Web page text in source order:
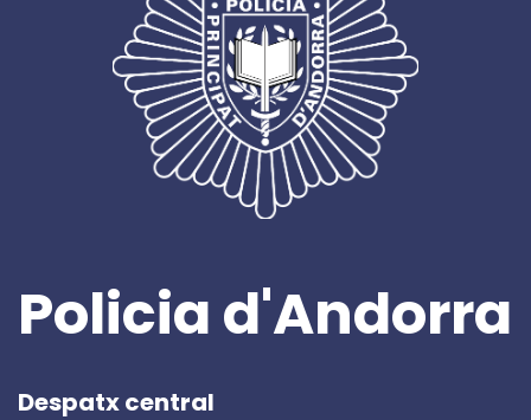
Policia d'Andorra
Despatx central